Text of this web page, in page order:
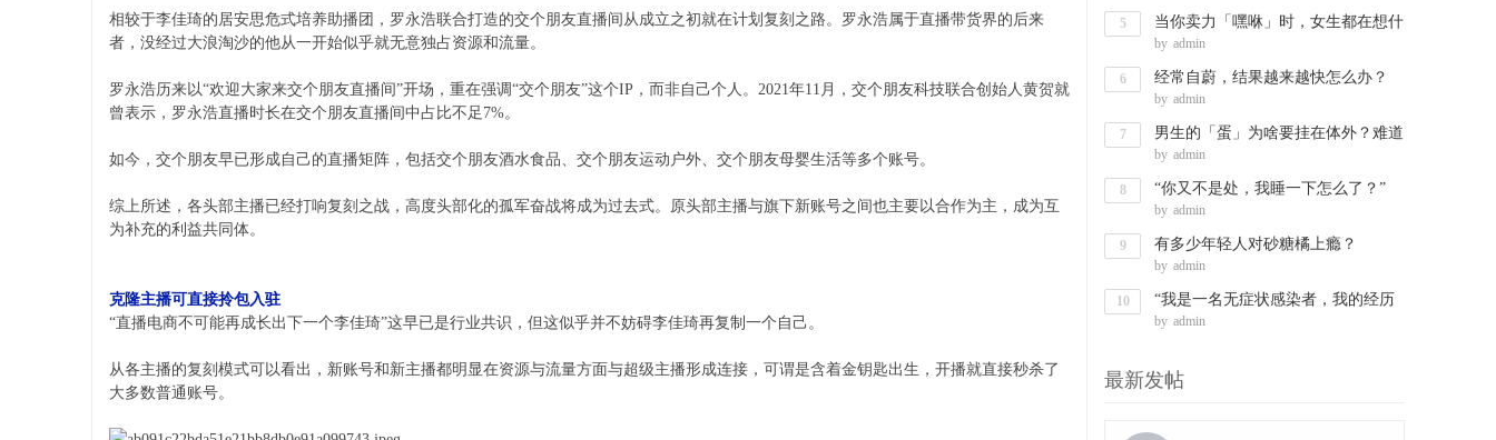
相较于李佳琦的居安思危式培养助播团，罗永浩联合打造的交个朋友直播间从成立之初就在计划复刻之路。罗永浩属于直播带货界的后来
者，没经过大浪淘沙的他从一开始似乎就无意独占资源和流量。
罗永浩历来以“欢迎大家来交个朋友直播间”开场，重在强调“交个朋友”这个IP，而非自己个人。2021年11月，交个朋友科技联合创始人黄贺就
曾表示，罗永浩直播时长在交个朋友直播间中占比不足7%。
如今，交个朋友早已形成自己的直播矩阵，包括交个朋友酒水食品、交个朋友运动户外、交个朋友母婴生活等多个账号。
综上所述，各头部主播已经打响复刻之战，高度头部化的孤军奋战将成为过去式。原头部主播与旗下新账号之间也主要以合作为主，成为互
为补充的利益共同体。
克隆主播可直接拎包入驻
“直播电商不可能再成长出下一个李佳琦”这早已是行业共识，但这似乎并不妨碍李佳琦再复制一个自己。
从各主播的复刻模式可以看出，新账号和新主播都明显在资源与流量方面与超级主播形成连接，可谓是含着金钥匙出生，开播就直接秒杀了
大多数普通账号。
5
当你卖力「嘿咻」时，女生都在想什
么？
by admin
6 经常自蔚，结果越来越快怎么办？
by admin
7
男生的「蛋」为啥要挂在体外？难道
是因为…
by admin
8 “你又不是处，我睡一下怎么了？”
by admin
9 有多少年轻人对砂糖橘上瘾？
by admin
10
“我是一名无症状感染者，我的经历
也许能帮
by admin
最新发帖